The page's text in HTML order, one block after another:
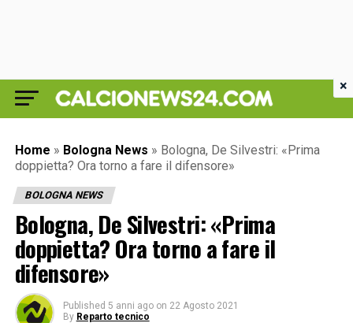
Home » Bologna News » Bologna, De Silvestri: «Prima
doppietta? Ora torno a fare il difensore»
BOLOGNA NEWS
Bologna, De Silvestri: «Prima
doppietta? Ora torno a fare il
difensore»
Published 5 anni ago on 22 Agosto 2021
By Reparto tecnico
×